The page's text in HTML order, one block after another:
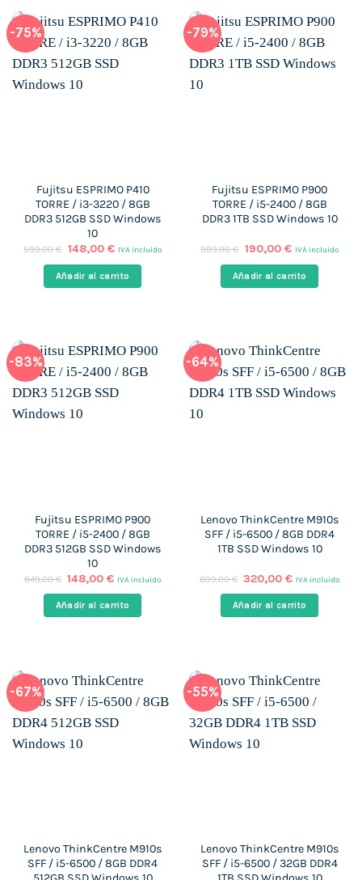
-75%
Fujitsu ESPRIMO P410
TORRE / i3-3220 / 8GB
DDR3 512GB SSD Windows
10
599,00€ El
original
era:
148,00 €El
actual
es:
IVA incluido
Añadir al carrito
-79%
Fujitsu ESPRIMO P900
TORRE / i5-2400 / 8GB
DDR3 1TB SSD Windows 10
899,00€ El
original
era:
190,00 €El
actual
es:
IVA incluido
Añadir al carrito
-83%
Fujitsu ESPRIMO P900
TORRE / i5-2400 / 8GB
DDR3 512GB SSD Windows
10
849,00€ El
original
era:
148,00€El
actual
es:
IVA incluido
Añadir al carrito
-64%
Lenovo ThinkCentre M910s
SFF / i5-6500 / 8GB DDR4
1TB SSD Windows 10
899,00€ El
original
era:
320,00€El
actual
es:
IVA incluido
Añadir al carrito
-67%
Lenovo ThinkCentre M910s
SFF / i5-6500 / 8GB DDR4
-55%
Lenovo ThinkCentre M910s
SFF / i5-6500 / 32GB DDR4